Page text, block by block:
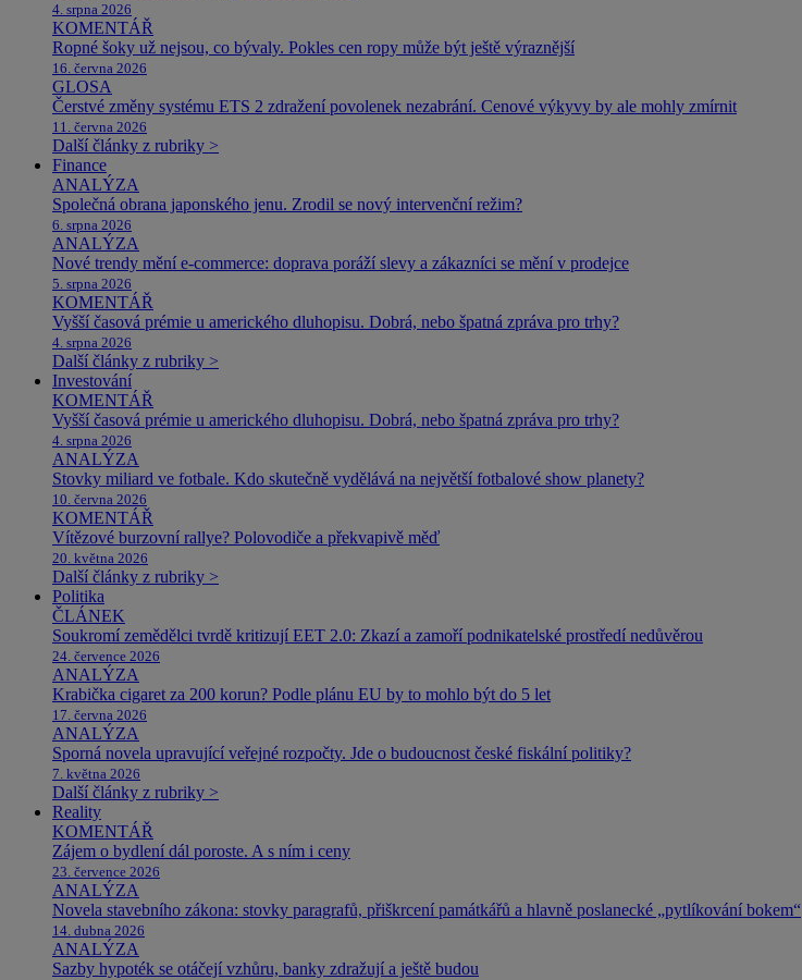
4. srpna 2026
KOMENTÁŘ
Ropné šoky už nejsou, co bývaly. Pokles cen ropy může být ještě výraznější
16. června 2026
GLOSA
Čerstvé změny systému ETS 2 zdražení povolenek nezabrání. Cenové výkyvy by ale mohly zmírnit
11. června 2026
Další články z rubriky >
Finance
ANALÝZA
Společná obrana japonského jenu. Zrodil se nový intervenční režim?
6. srpna 2026
ANALÝZA
Nové trendy mění e-commerce: doprava poráží slevy a zákazníci se mění v prodejce
5. srpna 2026
KOMENTÁŘ
Vyšší časová prémie u amerického dluhopisu. Dobrá, nebo špatná zpráva pro trhy?
4. srpna 2026
Další články z rubriky >
Investování
KOMENTÁŘ
Vyšší časová prémie u amerického dluhopisu. Dobrá, nebo špatná zpráva pro trhy?
4. srpna 2026
ANALÝZA
Stovky miliard ve fotbale. Kdo skutečně vydělává na největší fotbalové show planety?
10. června 2026
KOMENTÁŘ
Vítězové burzovní rallye? Polovodiče a překvapivě měď
20. května 2026
Další články z rubriky >
Politika
ČLÁNEK
Soukromí zemědělci tvrdě kritizují EET 2.0: Zkazí a zamoří podnikatelské prostředí nedůvěrou
24. července 2026
ANALÝZA
Krabička cigaret za 200 korun? Podle plánu EU by to mohlo být do 5 let
17. června 2026
ANALÝZA
Sporná novela upravující veřejné rozpočty. Jde o budoucnost české fiskální politiky?
7. května 2026
Další články z rubriky >
Reality
KOMENTÁŘ
Zájem o bydlení dál poroste. A s ním i ceny
23. července 2026
ANALÝZA
Novela stavebního zákona: stovky paragrafů, přiškrcení památkářů a hlavně poslanecké „pytlíkování bokem“
14. dubna 2026
ANALÝZA
Sazby hypoték se otáčejí vzhůru, banky zdražují a ještě budou